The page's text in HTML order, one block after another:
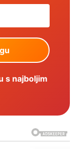
s najboljim